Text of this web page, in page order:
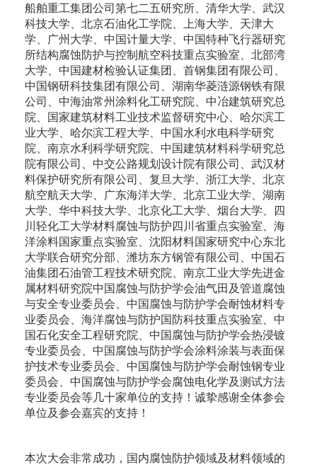
船舶重工集团公司第七二五研究所、清华大学、武汉
科技大学、北京石油化工学院、上海大学、天津大
学、广州大学、中国计量大学、中国特种飞行器研究
所结构腐蚀防护与控制航空科技重点实验室、北部湾
大学、中国建材检验认证集团、首钢集团有限公司、
中国钢研科技集团有限公司、湖南华菱涟源钢铁有限
公司、中海油常州涂料化工研究院、中冶建筑研究总
院、国家建筑材料工业技术监督研究中心、哈尔滨工
业大学、哈尔滨工程大学、中国水利水电科学研究
院、南京水利科学研究院、中国建筑材料科学研究总
院有限公司、中交公路规划设计院有限公司、武汉材
料保护研究所有限公司、复旦大学、浙江大学、北京
航空航天大学、广东海洋大学、北京工业大学、湖南
大学、华中科技大学、北京化工大学、烟台大学、四
川轻化工大学材料腐蚀与防护四川省重点实验室、海
洋涂料国家重点实验室、沈阳材料国家研究中心东北
大学联合研究分部、潍坊东方钢管有限公司、中国石
油集团石油管工程技术研究院、南京工业大学先进金
属材料研究院中国腐蚀与防护学会油气田及管道腐蚀
与安全专业委员会、中国腐蚀与防护学会耐蚀材料专
业委员会、海洋腐蚀与防护国防科技重点实验室、中
国石化安全工程研究院、中国腐蚀与防护学会热浸镀
专业委员会、中国腐蚀与防护学会涂料涂装与表面保
护技术专业委员会、中国腐蚀与防护学会耐蚀钢专业
委员会、中国腐蚀与防护学会腐蚀电化学及测试方法
专业委员会等几十家单位的支持！诚挚感谢全体参会
单位及参会嘉宾的支持！
本次大会非常成功，国内腐蚀防护领域及材料领域的